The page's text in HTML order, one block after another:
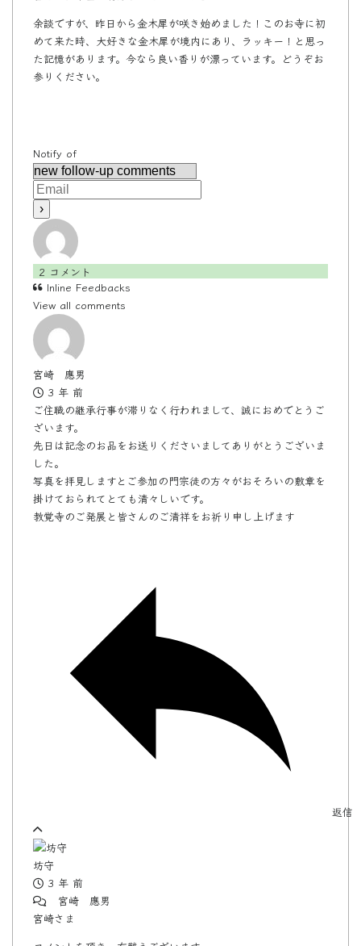
余談ですが、昨日から金木犀が咲き始めました！このお寺に初
めて来た時、大好きな金木犀が境内にあり、ラッキー！と思っ
た記憶があります。今なら良い香りが漂っています。どうぞお
参りください。
Notify of
2 コメント
Inline Feedbacks
View all comments
宮崎 應男
3 年 前
ご住職の継承行事が滞りなく行われまして、誠におめでとうご
ざいます。
先日は記念のお品をお送りくださいましてありがとうございま
した。
写真を拝見しますとご参加の門宗徒の方々がおそろいの敷章を
掛けておられてとても清々しいです。
教覚寺のご発展と皆さんのご清祥をお祈り申し上げます
返信
坊守
3 年 前
宮崎 應男
宮崎さま